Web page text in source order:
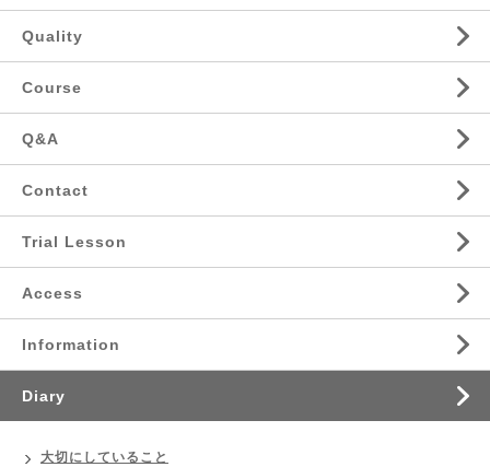
Quality
Course
Q&A
Contact
Trial Lesson
Access
Information
Diary
大切にしていること